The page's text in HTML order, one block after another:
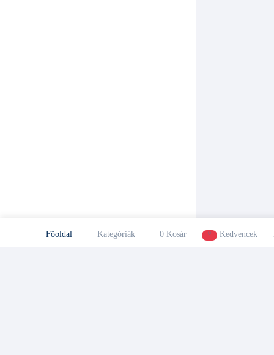
Főoldal Kategóriák 0 Kosár 0 Kedvencek